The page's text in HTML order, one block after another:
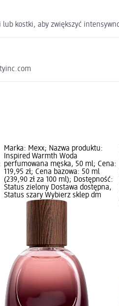
kostki, aby zwiększyć
Marka: Mexx; Nazwa produktu:
Inspired Warmth Woda
perfumowana męska, 50 ml; Cena:
119,95 zł; Cena bazowa: 50 ml
(239,90 zł za 100 ml); Dostępność:
Status zielony Dostawa dostępna,
Status szary Wybierz sklep dm